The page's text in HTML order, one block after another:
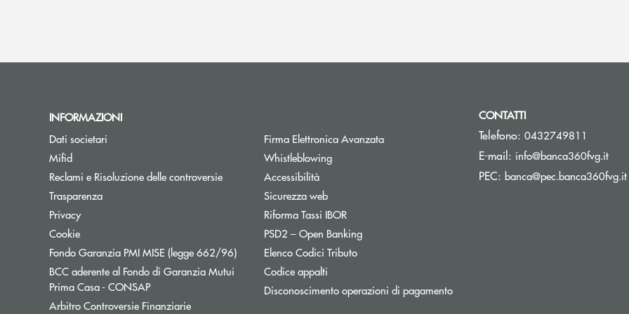
INFORMAZIONI
Dati societari
Mifid
Reclami e Risoluzione delle controversie
Trasparenza
Privacy
Cookie
Fondo Garanzia PMI MISE (legge 662/96)Apre una nuova finestra
BCC aderente al Fondo di Garanzia Mutui
Prima Casa - CONSAPApre una nuova finestra
Arbitro Controversie FinanziarieApre una nuova finestra
Firma Elettronica Avanzata
WhistleblowingApre una nuova finestra
Accessibilità
Sicurezza web
Riforma Tassi IBORApre una nuova finestra
PSD2 – Open BankingApre una nuova finestra
Elenco Codici TributoApre una nuova finestra
Codice appalti
Disconoscimento operazioni di pagamento
CONTATTI
Telefono: 0432749811
E-mail: info@banca360fvg.it(si
PEC: banca@pec.banca360fvg.it